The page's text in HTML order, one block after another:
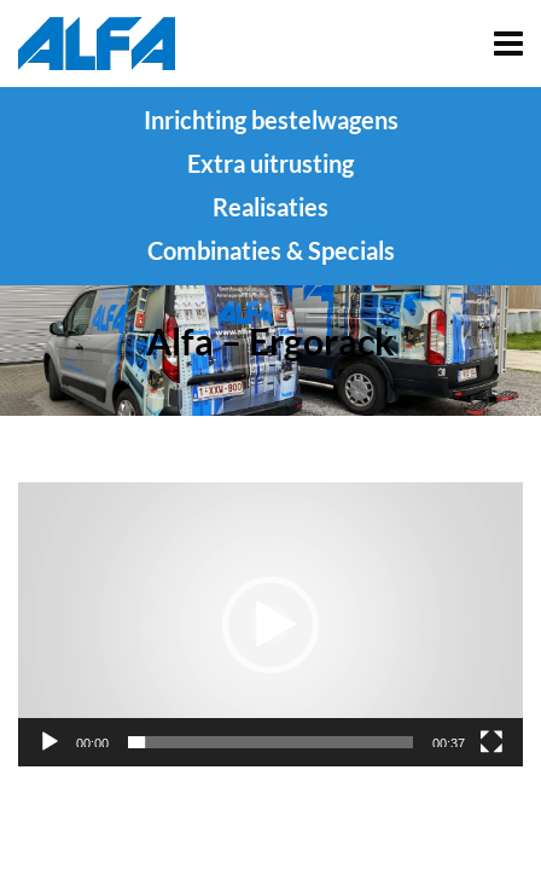
Inrichting bestelwagens
Extra uitrusting
Realisaties
Combinaties & Specials
Alfa – Ergorack
00:00 00:37